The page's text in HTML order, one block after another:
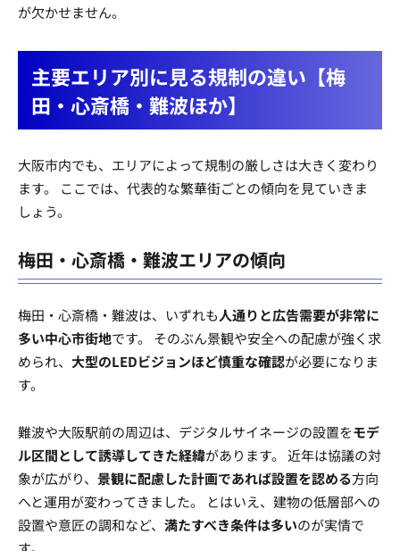
が欠かせません。
主要エリア別に見る規制の違い【梅
田・心斎橋・難波ほか】
大阪市内でも、エリアによって規制の厳しさは大きく変わり
ます。 ここでは、代表的な繁華街ごとの傾向を見ていきま
しょう。
梅田・心斎橋・難波エリアの傾向
梅田・心斎橋・難波は、いずれも人通りと広告需要が非常に
多い中心市街地です。 そのぶん景観や安全への配慮が強く求
められ、 大型のLEDビジョンほど慎重な確認が必要になりま
す。
難波や大阪駅前の周辺は、デジタルサイネージの設置をモデ
ル区間として誘導してきた経緯があります。 近年は協議の対
象が広がり、 景観に配慮した計画であれば設置を認める方向
へと運用が変わってきました。 とはいえ、建物の低層部への
設置や意匠の調和など、 満たすべき条件は多いのが実情で